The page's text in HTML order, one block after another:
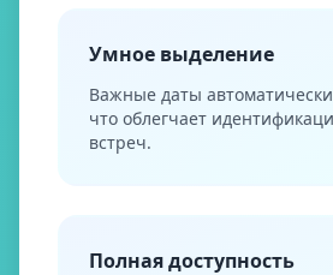
Умное выделение
Важные даты
что облегчает
встреч.
Полная доступность